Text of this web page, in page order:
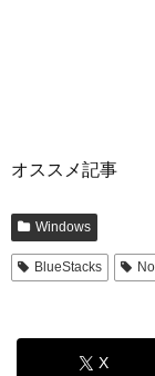
オススメ記事
Windows
BlueStacks
X